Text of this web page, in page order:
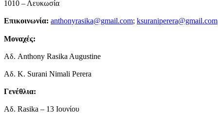
1010 – Λευκωσία
Επικοινωνία: anthonyrasika@gmail.com; ksuraniperera@gmail.com
Μοναχές:
Αδ. Anthony Rasika Augustine
Αδ. K. Surani Nimali Perera
Γενέθλια:
Αδ. Rasika – 13 Ιουνίου